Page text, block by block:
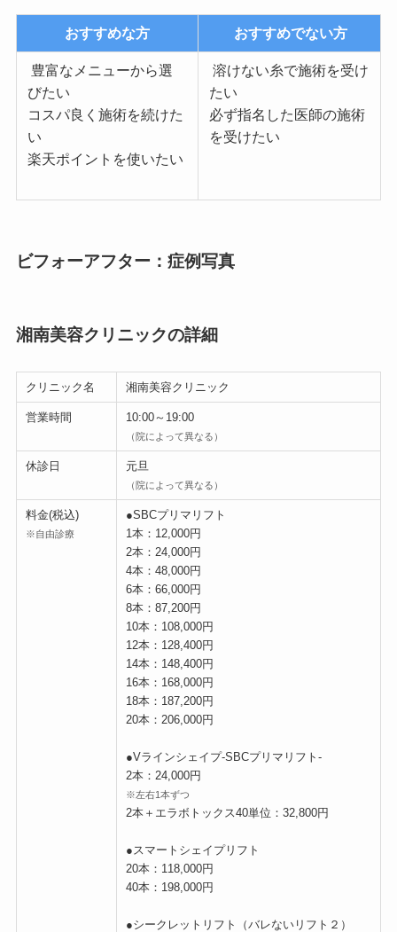
おすすめな方 おすすめでない方
豊富なメニューから選
びたい
コスパ良く施術を続けた
い
楽天ポイントを使いたい
溶けない糸で施術を受け
たい
必ず指名した医師の施術
を受けたい
ビフォーアフター：症例写真
湘南美容クリニックの詳細
クリニック名 湘南美容クリニック
営業時間 10:00～19:00
（院によって異なる）
休診日 元旦
（院によって異なる）
料金(税込)
※自由診療
●SBCプリマリフト
1本：12,000円
2本：24,000円
4本：48,000円
6本：66,000円
8本：87,200円
10本：108,000円
12本：128,400円
14本：148,400円
16本：168,000円
18本：187,200円
20本：206,000円
●Vラインシェイプ-SBCプリマリフト-
2本：24,000円
※左右1本ずつ
2本＋エラボトックス40単位：32,800円
●スマートシェイプリフト
20本：118,000円
40本：198,000円
●シークレットリフト（バレないリフト２）